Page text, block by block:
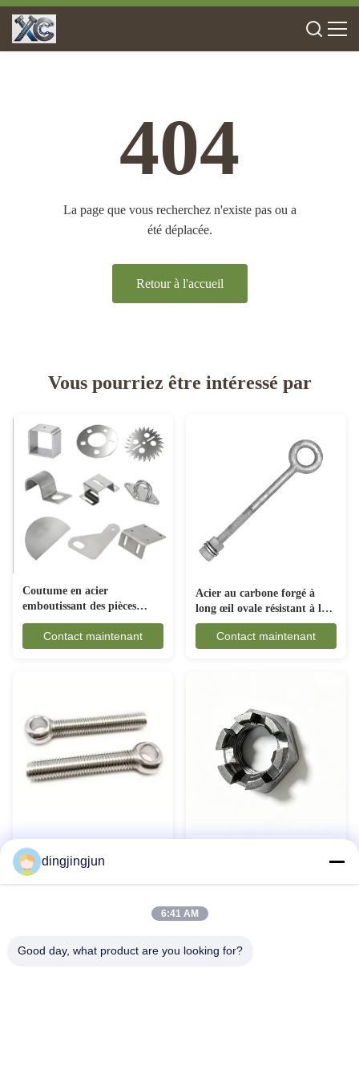
404
La page que vous recherchez n'existe pas ou a
été déplacée.
Retour à l'accueil
Vous pourriez être intéressé par
Coutume en acier
emboutissant des pièces
anticorrosion pour
l'industrie automobile
Contact maintenant
Acier au carbone forgé à
long œil ovale résistant à la
rouille pour les engins
maritimes
Contact maintenant
inoxydable 304 316 DIN444
Boulons à œil Boulon à œil
composants aérospatiaux
dingjingjun
6:41 AM
Good day, what product are you looking for?